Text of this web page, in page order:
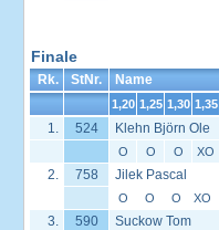
Finale
Rk. StNr. Name
1,20 1,25 1,30 1,35
1. 524 Klehn Björn Ole
O O O XO
2. 758 Jilek Pascal
O O O XO
3. 590 Suckow Tom